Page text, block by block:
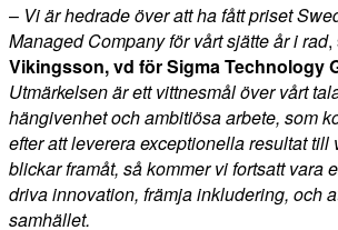
– Vi är hedrade över att ha fått priset
Managed Company för vårt sjätte år i rad,
Vikingsson, vd för Sigma Technology
Utmärkelsen är ett vittnesmål över vårt
hängivenhet och ambitiösa arbete, som
efter att leverera exceptionella resultat till
blickar framåt, så kommer vi fortsatt vara
driva innovation, främja inkludering, och
samhället.